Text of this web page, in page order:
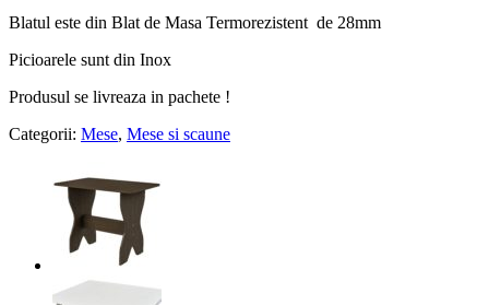
Blatul este din Blat de Masa Termorezistent de 28mm
Picioarele sunt din Inox
Produsul se livreaza in pachete !
Categorii: Mese, Mese si scaune